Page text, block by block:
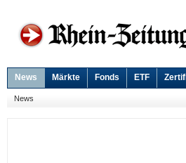
News Märkte Fonds ETF
News